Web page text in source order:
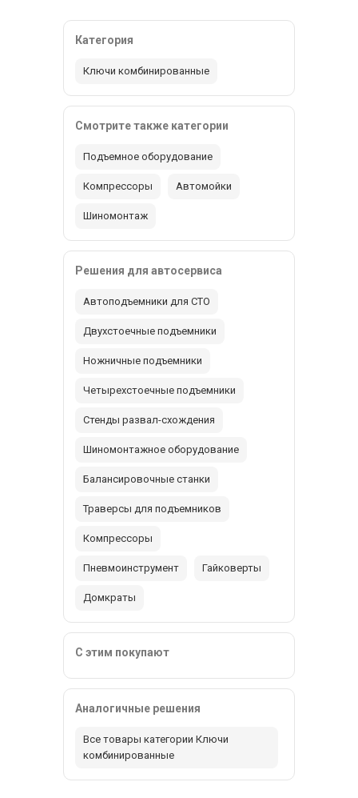
Категория
Ключи комбинированные
Смотрите также категории
Подъемное оборудование
Компрессоры Автомойки
Шиномонтаж
Решения для автосервиса
Автоподъемники для СТО
Двухстоечные подъемники
Ножничные подъемники
Четырехстоечные подъемники
Стенды развал-схождения
Шиномонтажное оборудование
Балансировочные станки
Траверсы для подъемников
Компрессоры
Пневмоинструмент Гайковерты
Домкраты
С этим покупают
Аналогичные решения
Все товары категории Ключи
комбинированные